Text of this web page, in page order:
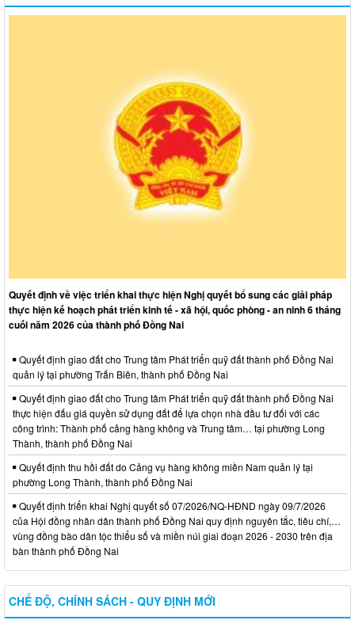
Quyết định về việc triển khai thực hiện Nghị quyết bổ sung các giải pháp
thực hiện kế hoạch phát triển kinh tế - xã hội, quốc phòng - an ninh 6 tháng
cuối năm 2026 của thành phố Đồng Nai
Quyết định giao đất cho Trung tâm Phát triển quỹ đất thành phố Đồng Nai
quản lý tại phường Trấn Biên, thành phố Đồng Nai
Quyết định giao đất cho Trung tâm Phát triển quỹ đất thành phố Đồng Nai
thực hiện đấu giá quyền sử dụng đất để lựa chọn nhà đầu tư đối với các
công trình: Thành phố cảng hàng không và Trung tâm… tại phường Long
Thành, thành phố Đồng Nai
Quyết định thu hồi đất do Cảng vụ hàng không miền Nam quản lý tại
phường Long Thành, thành phố Đồng Nai
Quyết định triển khai Nghị quyết số 07/2026/NQ-HĐND ngày 09/7/2026
của Hội đồng nhân dân thành phố Đồng Nai quy định nguyên tắc, tiêu chí,…
vùng đồng bào dân tộc thiểu số và miền núi giai đoạn 2026 - 2030 trên địa
bàn thành phố Đồng Nai
CHẾ ĐỘ, CHÍNH SÁCH - QUY ĐỊNH MỚI